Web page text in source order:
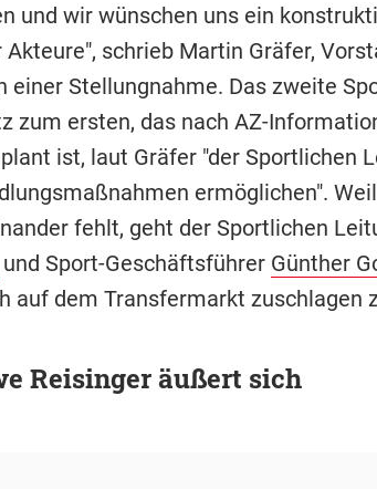
und wir wünschen uns ein
schrieb Martin Gräfer,
einer Stellungnahme. Das zweite
zum ersten, das nach AZ-
ist, laut Gräfer "der Sportlichen
ermöglichen".
fehlt, geht der Sportlichen
und Sport-Geschäftsführer Günther
auf dem Transfermarkt zuschlagen
Reisinger äußert sich